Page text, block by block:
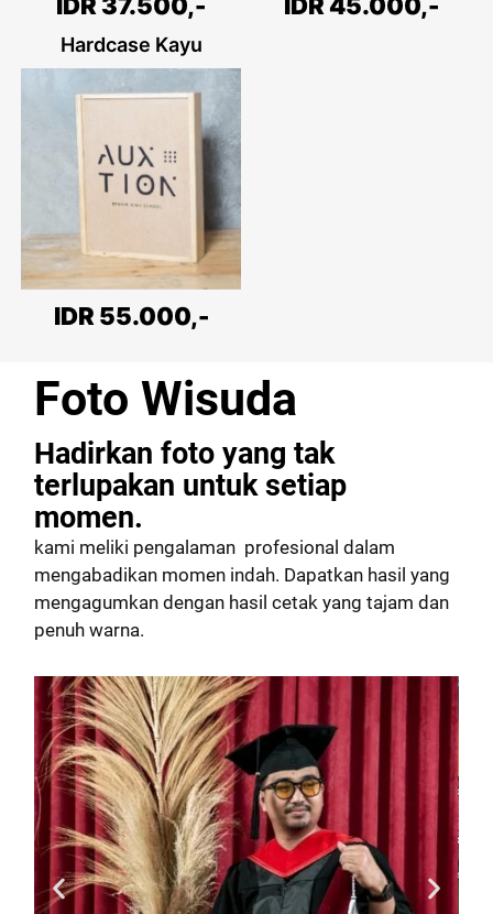
Hardcase Kayu
IDR 55.000,-
Foto Wisuda
Hadirkan foto yang tak
terlupakan untuk setiap
momen.
kami meliki pengalaman profesional dalam
mengabadikan momen indah. Dapatkan hasil yang
mengagumkan dengan hasil cetak yang tajam dan
penuh warna.